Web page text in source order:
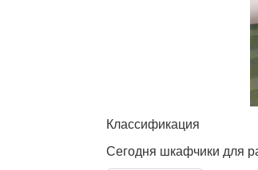
Классификация
Сегодня шкафчики для